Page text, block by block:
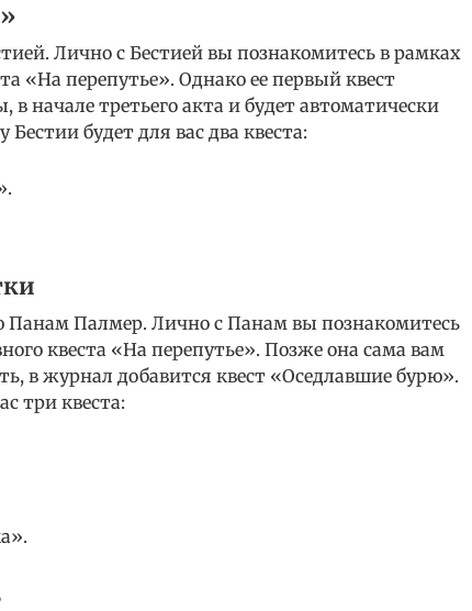
Лично с Бестией вы познакомитесь в рамках
«На перепутье». Однако ее первый квест
начале третьего акта и будет автоматически
будет для вас два квеста:
Палмер. Лично с Панам вы познакомитесь
квеста «На перепутье». Позже она сама вам
в журнал добавится квест «Оседлавшие бурю».
три квеста: